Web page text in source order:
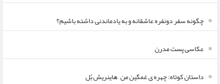
چگونه سفر دونفره عاشقانه و به یادماندنی داشته باشیم؟
عکاسی پست مدرن
داستان کوتاه: چهره ی غمگین من – هاینریش بُل